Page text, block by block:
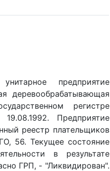
предприятие
деревообрабатывающая
регистре
Предприятие
реестр плательщиков
56. Текущее состояние
в результате
ГРП, - "Ликвидирован".